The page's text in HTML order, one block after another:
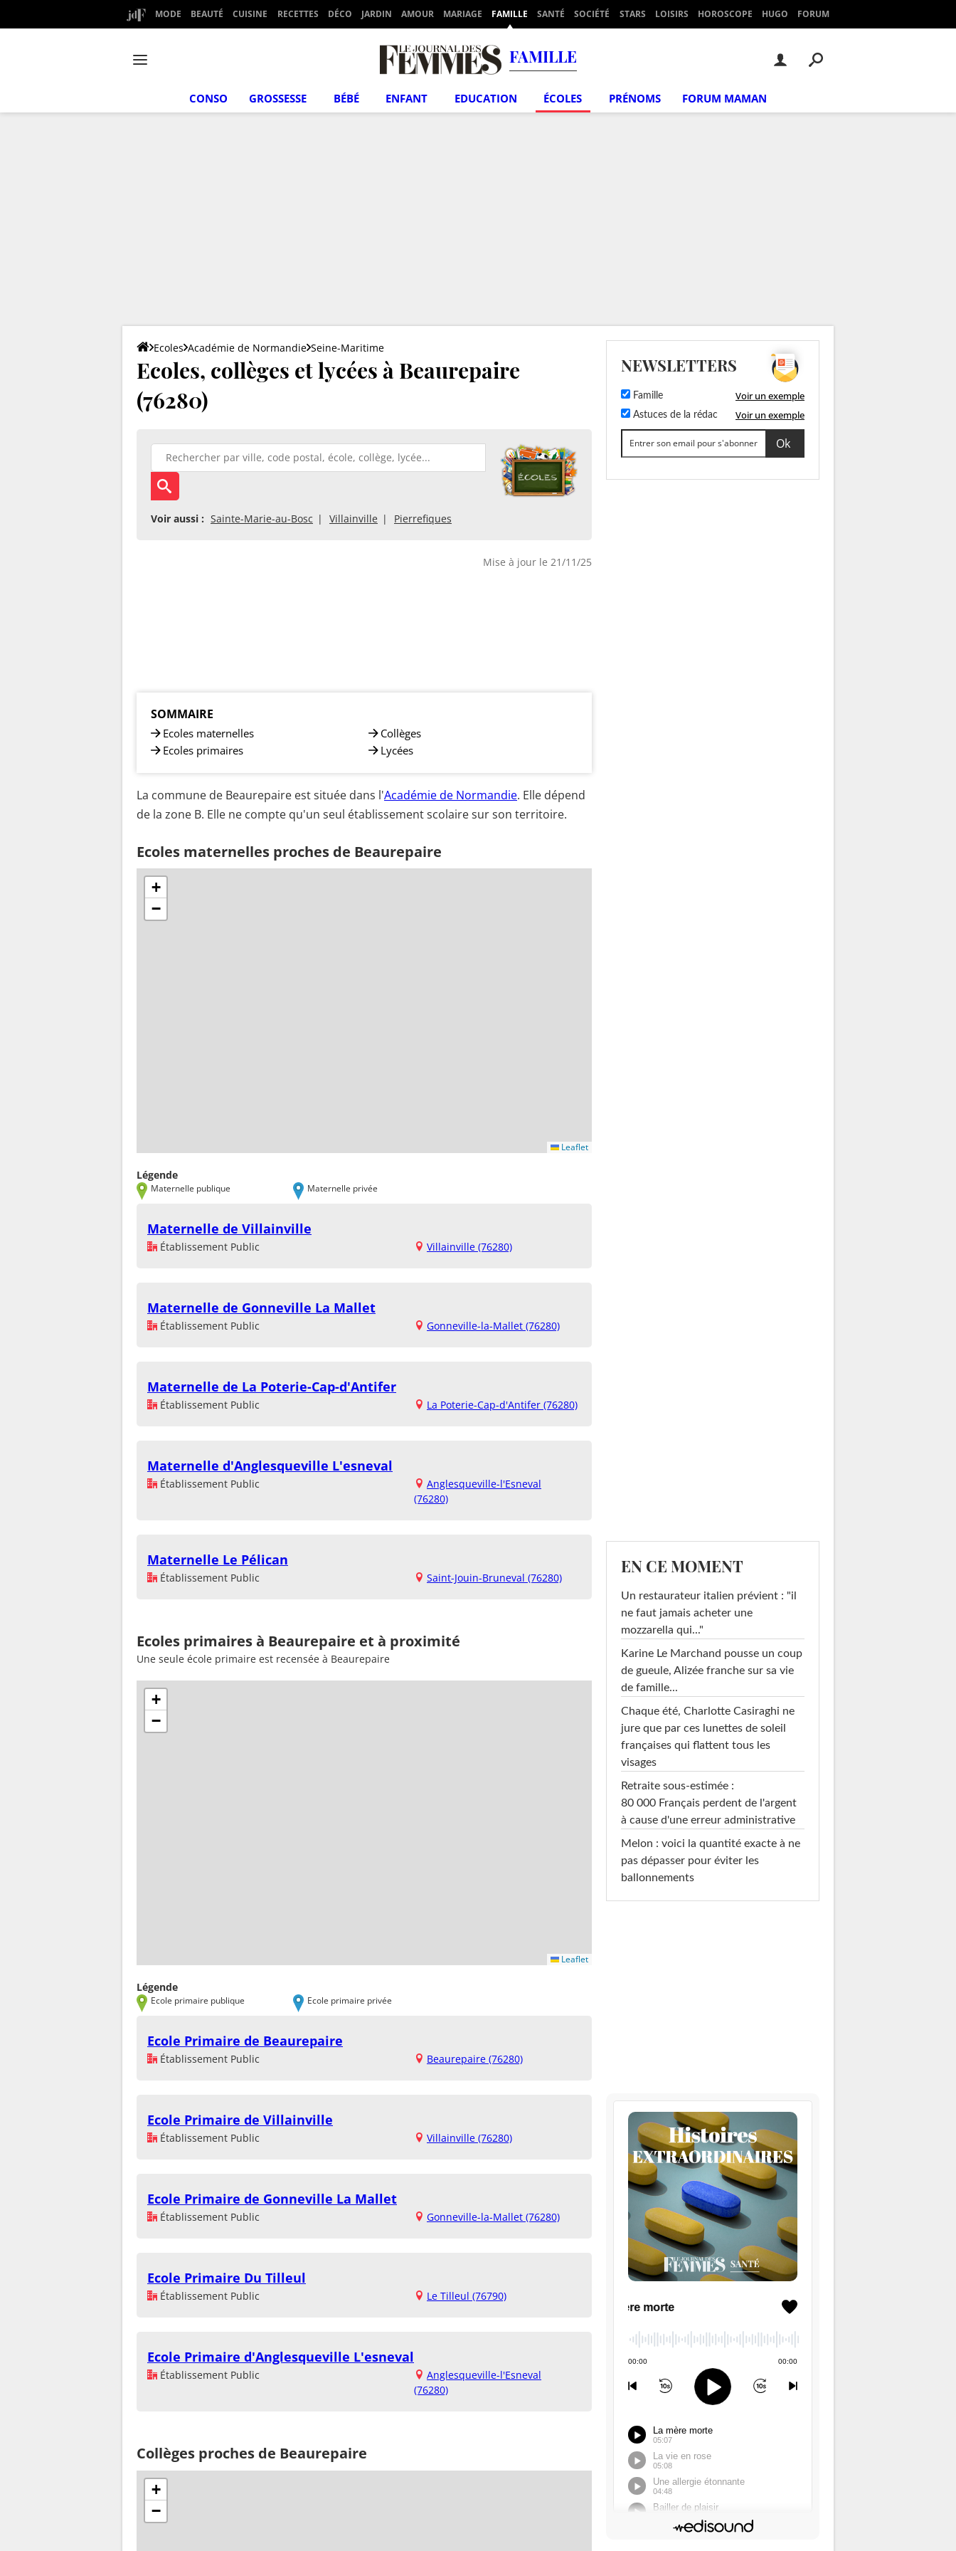
MODE BEAUTÉ CUISINE RECETTES DÉCO JARDIN AMOUR MARIAGE FAMILLE SANTÉ SOCIÉTÉ STARS LOISIRS HOROSCOPE HUGO FORUM
FAMILLE
CONSO GROSSESSE BÉBÉ ENFANT EDUCATION ÉCOLES PRÉNOMS FORUM MAMAN
Ecoles Académie de Normandie Seine-Maritime
Ecoles, collèges et lycées à Beaurepaire
(76280)
Voir aussi : Sainte-Marie-au-Bosc Villainville Pierrefiques
Mise à jour le 21/11/25
SOMMAIRE
Ecoles maternelles
Ecoles primaires
Collèges
Lycées
La commune de Beaurepaire est située dans l'Académie de Normandie. Elle dépend
de la zone B. Elle ne compte qu'un seul établissement scolaire sur son territoire.
Ecoles maternelles proches de Beaurepaire
+
−
Leaflet
Légende
Maternelle publique Maternelle privée
Maternelle de Villainville
Établissement Public Villainville (76280)
Maternelle de Gonneville La Mallet
Établissement Public Gonneville-la-Mallet (76280)
Maternelle de La Poterie-Cap-d'Antifer
Établissement Public La Poterie-Cap-d'Antifer (76280)
Maternelle d'Anglesqueville L'esneval
Établissement Public
Anglesqueville-l'Esneval
(76280)
Maternelle Le Pélican
Établissement Public Saint-Jouin-Bruneval (76280)
Ecoles primaires à Beaurepaire et à proximité
Une seule école primaire est recensée à Beaurepaire
+
−
Leaflet
Légende
Ecole primaire publique Ecole primaire privée
Ecole Primaire de Beaurepaire
Établissement Public Beaurepaire (76280)
Ecole Primaire de Villainville
Établissement Public Villainville (76280)
Ecole Primaire de Gonneville La Mallet
Établissement Public Gonneville-la-Mallet (76280)
Ecole Primaire Du Tilleul
Établissement Public Le Tilleul (76790)
Ecole Primaire d'Anglesqueville L'esneval
Établissement Public
Anglesqueville-l'Esneval
(76280)
Collèges proches de Beaurepaire
+
−
NEWSLETTERS
Famille Voir un exemple
Astuces de la rédac Voir un exemple
EN CE MOMENT
Un restaurateur italien prévient : "il
ne faut jamais acheter une
mozzarella qui..."
Karine Le Marchand pousse un coup
de gueule, Alizée franche sur sa vie
de famille...
Chaque été, Charlotte Casiraghi ne
jure que par ces lunettes de soleil
françaises qui flattent tous les
visages
Retraite sous-estimée :
80 000 Français perdent de l'argent
à cause d'une erreur administrative
Melon : voici la quantité exacte à ne
pas dépasser pour éviter les
ballonnements